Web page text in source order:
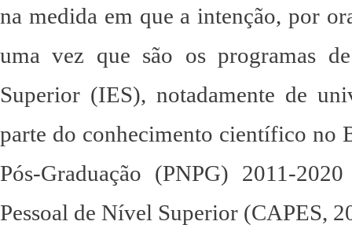
na medida em que a intenção, por
uma vez que são os programas
Superior (IES), notadamente de
parte do conhecimento científico no
Pós-Graduação (PNPG) 2011-
Pessoal de Nível Superior (CAPES,